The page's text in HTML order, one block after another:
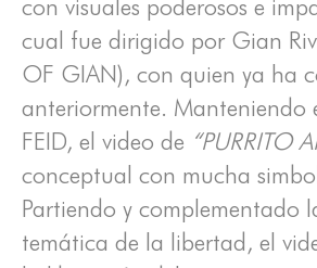
con visuales poderosos e
cual fue dirigido por Gian
OF GIAN), con quien ya ha
anteriormente. Manteniendo
FEID, el video de “PURRITO
conceptual con mucha
Partiendo y complementado
temática de la libertad, el